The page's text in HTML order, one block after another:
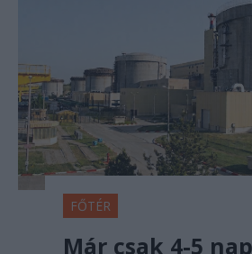
FŐTÉR
Már csak 4-5